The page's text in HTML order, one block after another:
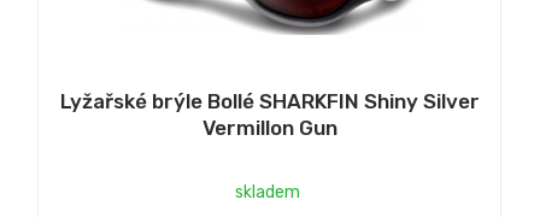
Lyžařské brýle Bollé SHARKFIN Shiny Silver
Vermillon Gun
skladem